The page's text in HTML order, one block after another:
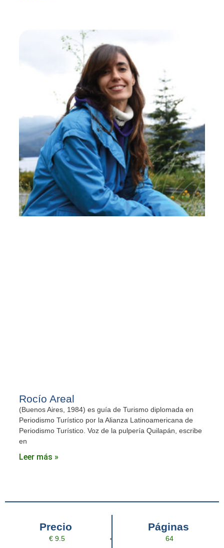
Rocío Areal
(Buenos Aires, 1984) es guía de Turismo diplomada en
Periodismo Turístico por la Alianza Latinoamericana de
Periodismo Turístico. Voz de la pulpería Quilapán, escribe
en
Leer más »
Precio
€ 9.5
Páginas
64